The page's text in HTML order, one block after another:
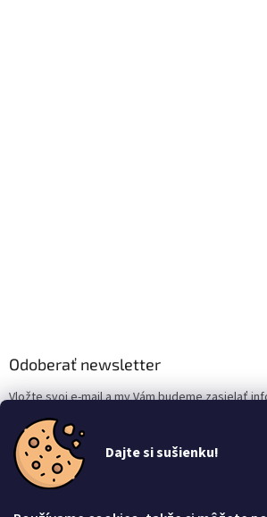
Dajte si sušienku!
Odoberať newsletter
Vložte svoj e-mail a my Vám budeme zasielať
produktoch na našom e-shope.
Email
Vložením e-mailu súhlasíte s